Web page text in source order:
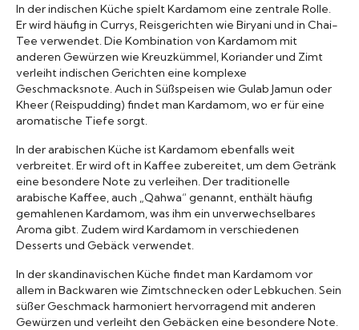
In der indischen Küche spielt Kardamom eine zentrale Rolle.
Er wird häufig in Currys, Reisgerichten wie Biryani und in Chai-
Tee verwendet. Die Kombination von Kardamom mit
anderen Gewürzen wie Kreuzkümmel, Koriander und Zimt
verleiht indischen Gerichten eine komplexe
Geschmacksnote. Auch in Süßspeisen wie Gulab Jamun oder
Kheer (Reispudding) findet man Kardamom, wo er für eine
aromatische Tiefe sorgt.
In der arabischen Küche ist Kardamom ebenfalls weit
verbreitet. Er wird oft in Kaffee zubereitet, um dem Getränk
eine besondere Note zu verleihen. Der traditionelle
arabische Kaffee, auch „Qahwa“ genannt, enthält häufig
gemahlenen Kardamom, was ihm ein unverwechselbares
Aroma gibt. Zudem wird Kardamom in verschiedenen
Desserts und Gebäck verwendet.
In der skandinavischen Küche findet man Kardamom vor
allem in Backwaren wie Zimtschnecken oder Lebkuchen. Sein
süßer Geschmack harmoniert hervorragend mit anderen
Gewürzen und verleiht den Gebäcken eine besondere Note.